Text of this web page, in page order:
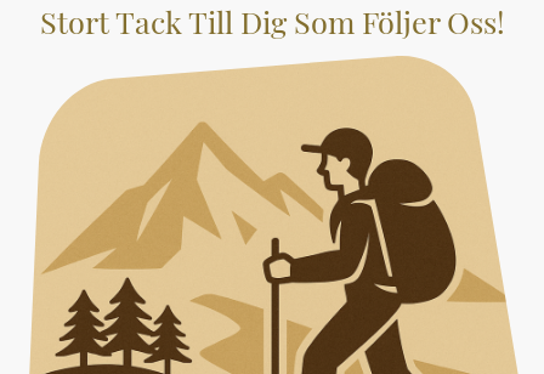
Stort Tack Till Dig Som Följer Oss!